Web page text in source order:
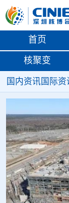
首页
核聚变
国内资讯 国际资